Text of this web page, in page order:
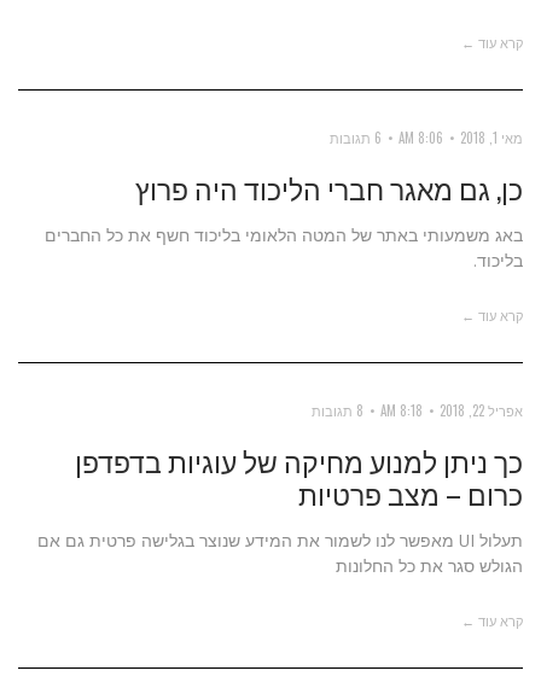
קרא עוד ←
מאי 1, 2018 8:06 AM 6 תגובות
כן, גם מאגר חברי הליכוד היה פרוץ
באג משמעותי באתר של המטה הלאומי בליכוד חשף את כל החברים
בליכוד.
קרא עוד ←
אפריל 22, 2018 8:18 AM 8 תגובות
כך ניתן למנוע מחיקה של עוגיות בדפדפן
כרום – מצב פרטיות
תעלול UI מאפשר לנו לשמור את המידע שנוצר בגלישה פרטית גם אם
הגולש סגר את כל החלונות
קרא עוד ←